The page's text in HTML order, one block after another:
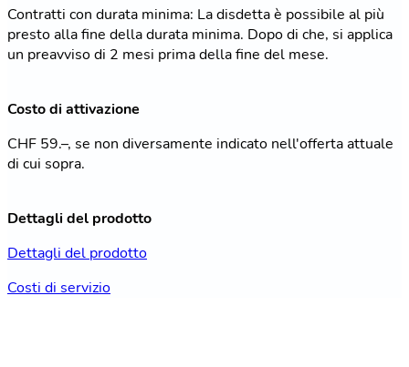
Contratti con durata minima: La disdetta è possibile al più
presto alla fine della durata minima. Dopo di che, si applica
un preavviso di 2 mesi prima della fine del mese.
Costo di attivazione
CHF 59.–, se non diversamente indicato nell'offerta attuale
di cui sopra.
Dettagli del prodotto
Dettagli del prodotto
Costi di servizio